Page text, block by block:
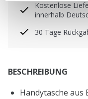
Kostenlose
innerhalb
30 Tage
BESCHREIBUNG
Handytasche aus